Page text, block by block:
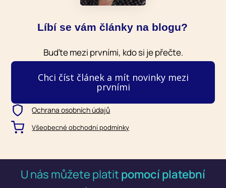
Líbí se vám články na blogu?
Buďte mezi prvními, kdo si je přečte.
Chci číst článek a mít novinky mezi
prvními
Ochrana osobních údajů
Všeobecné obchodní podmínky
U nás můžete platit pomocí platební